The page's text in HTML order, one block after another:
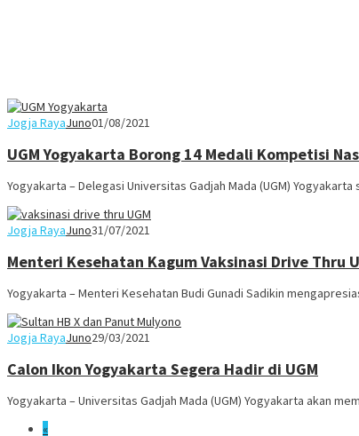
Jogja RayaJuno01/08/2021
UGM Yogyakarta Borong 14 Medali Kompetisi
Yogyakarta – Delegasi Universitas Gadjah Mada (UGM)
Jogja RayaJuno31/07/2021
Menteri Kesehatan Kagum Vaksinasi Drive Thru
Yogyakarta – Menteri Kesehatan Budi Gunadi Sadikin
Jogja RayaJuno29/03/2021
Calon Ikon Yogyakarta Segera Hadir di UGM
Yogyakarta – Universitas Gadjah Mada (UGM) Yogyakarta akan
«